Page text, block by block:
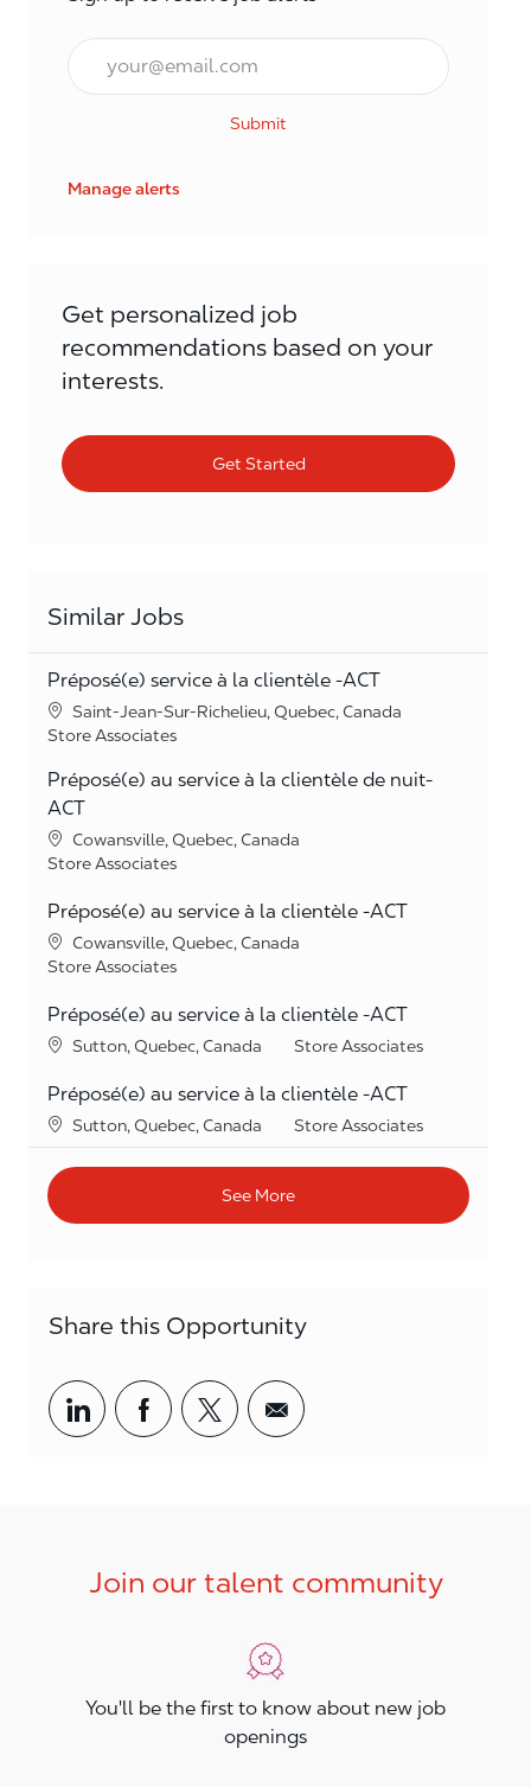
Email*
Submit
Manage alerts
Get personalized job
recommendations based on your
interests.
Get Started
Similar Jobs
Préposé(e) service à la clientèle -ACT
Location
Saint-Jean-Sur-Richelieu, Quebec, Canada
Category
Store Associates
Préposé(e) au service à la clientèle de nuit-
ACT
Location
Cowansville, Quebec, Canada
Category
Store Associates
Préposé(e) au service à la clientèle -ACT
Location
Cowansville, Quebec, Canada
Category
Store Associates
Préposé(e) au service à la clientèle -ACT
Location
Sutton, Quebec, Canada Category
Store Associates
Préposé(e) au service à la clientèle -ACT
Location
Sutton, Quebec, Canada Category
Store Associates
See More
Share this Opportunity
Share via LinkedIn
Share via Facebook
Share via twitter
Share via email
Join our talent community
You'll be the first to know about new job
openings